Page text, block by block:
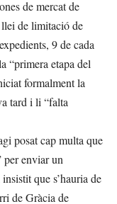
de mercat de
de limitació de
9 de cada
“primera etapa del
formalment la
tard i li “falta
posat cap multa que
enviar un
que s’hauria de
de Gràcia de